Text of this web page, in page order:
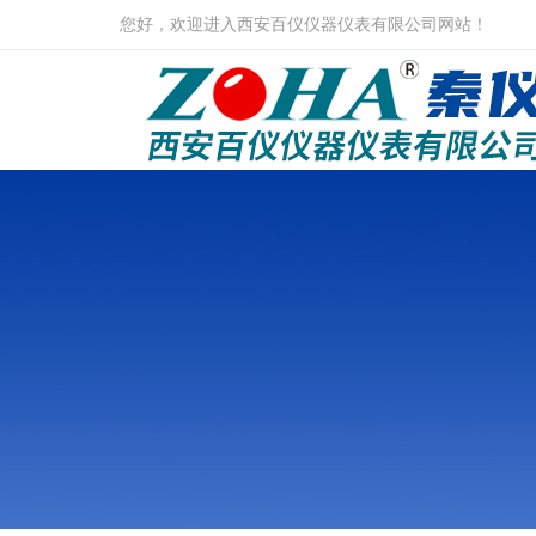
您好，欢迎进入西安百仪仪器仪表有限公司网站！